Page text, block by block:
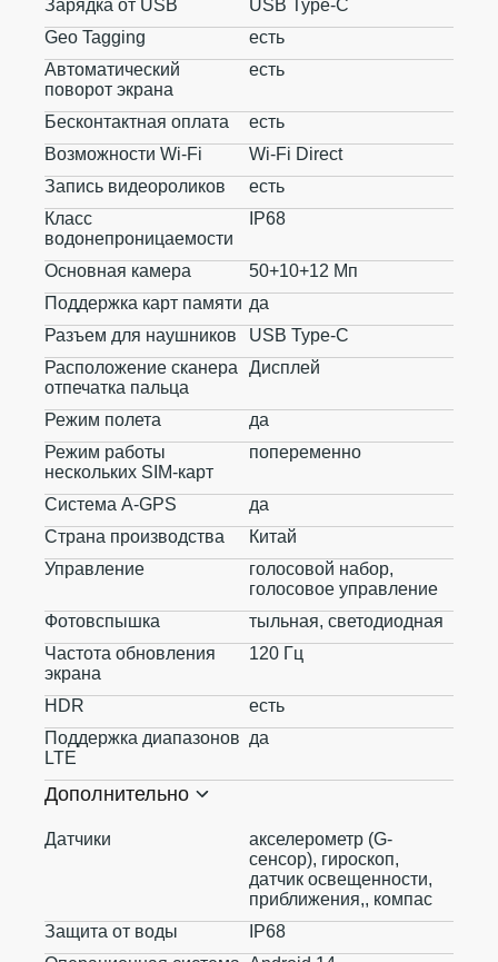
Зарядка от USB
USB Type-C
Geo Tagging
есть
Автоматический
поворот экрана
есть
Бесконтактная оплата
есть
Возможности Wi-Fi
Wi-Fi Direct
Запись видеороликов
есть
Класс
водонепроницаемости
IP68
Основная камера
50+10+12 Мп
Поддержка карт памяти да
Разъем для наушников
USB Type-C
Расположение сканера
отпечатка пальца
Дисплей
Режим полета
да
Режим работы
нескольких SIM-карт
попеременно
Система A-GPS
да
Страна производства
Китай
Управление
голосовой набор,
голосовое управление
Фотовспышка
тыльная, светодиодная
Частота обновления
экрана
120 Гц
HDR
есть
Поддержка диапазонов
LTE
да
Дополнительно
Датчики
акселерометр (G-
сенсор), гироскоп,
датчик освещенности,
приближения,, компас
Защита от воды
IP68